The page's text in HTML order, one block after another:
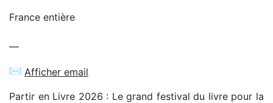
France entière
—
✉ Afficher email
Partir en Livre 2026 : Le grand festival du livre pour la